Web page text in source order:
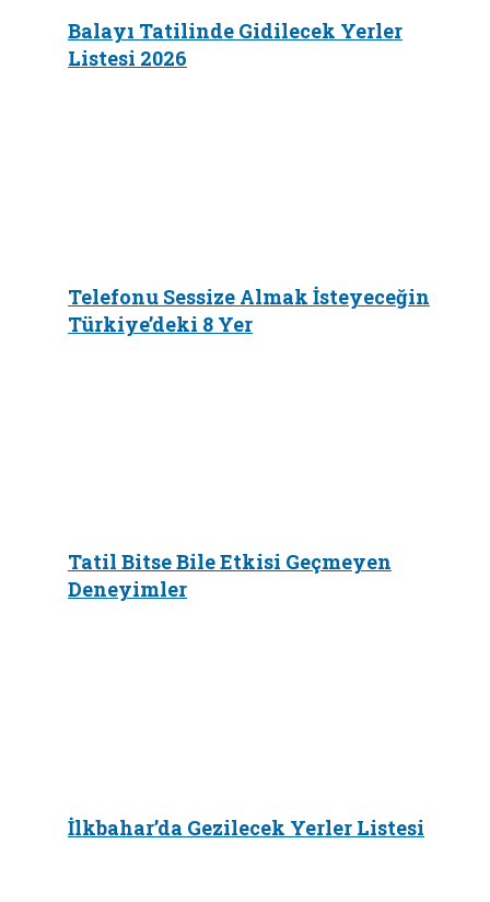
Balayı Tatilinde Gidilecek Yerler
Listesi 2026
Telefonu Sessize Almak İsteyeceğin
Türkiye’deki 8 Yer
Tatil Bitse Bile Etkisi Geçmeyen
Deneyimler
İlkbahar’da Gezilecek Yerler Listesi